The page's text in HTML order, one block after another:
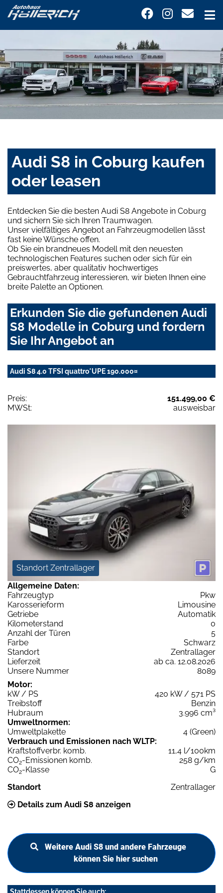
Audi S8 in Coburg kaufen
oder leasen
Entdecken Sie die besten Audi S8 Angebote in Coburg
und sichern Sie sich Ihren Traumwagen.
Unser vielfältiges Angebot an Fahrzeugmodellen lässt
fast keine Wünsche offen.
Ob Sie ein brandneues Modell mit den neuesten
technologischen Features suchen oder sich für ein
preiswertes, aber qualitativ hochwertiges
Gebrauchtfahrzeug interessieren, wir bieten Ihnen eine
breite Palette an Optionen.
Erkunden Sie die gefundenen Audi
S8 Modelle in Coburg und fordern
Sie Ihr Angebot an
Audi S8 4.0 TFSI quattro*UPE 190.000¤
Preis:
151.499,00 €
MWSt:
ausweisbar
Standort Zentrallager
Allgemeine Daten:
Fahrzeugtyp
Pkw
Karosserieform
Limousine
Getriebe
Automatik
Kilometerstand
0
Anzahl der Türen
5
Farbe
Schwarz
Standort
Zentrallager
Lieferzeit
ab ca. 12.08.2026
Unsere Nummer
8089
Motor:
kW / PS
420 kW / 571 PS
Treibstoff
Benzin
Hubraum
3.996 cm³
Umweltnormen:
Umweltplakette
4 (Green)
Verbrauch und Emissionen nach WLTP:
Kraftstoffverbr. komb.
11,4 l/100km
CO2-Emissionen komb.
258 g/km
CO2-Klasse
G
Standort
Zentrallager
Details zum Audi S8 anzeigen
Weitere Audi S8 und andere Fahrzeuge
können Sie hier suchen
Stattdessen können Sie auch: